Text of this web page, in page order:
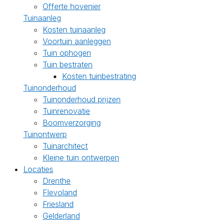
Offerte hovenier
Tuinaanleg
Kosten tuinaanleg
Voortuin aanleggen
Tuin ophogen
Tuin bestraten
Kosten tuinbestrating
Tuinonderhoud
Tuinonderhoud prijzen
Tuinrenovatie
Boomverzorging
Tuinontwerp
Tuinarchitect
Kleine tuin ontwerpen
Locaties
Drenthe
Flevoland
Friesland
Gelderland